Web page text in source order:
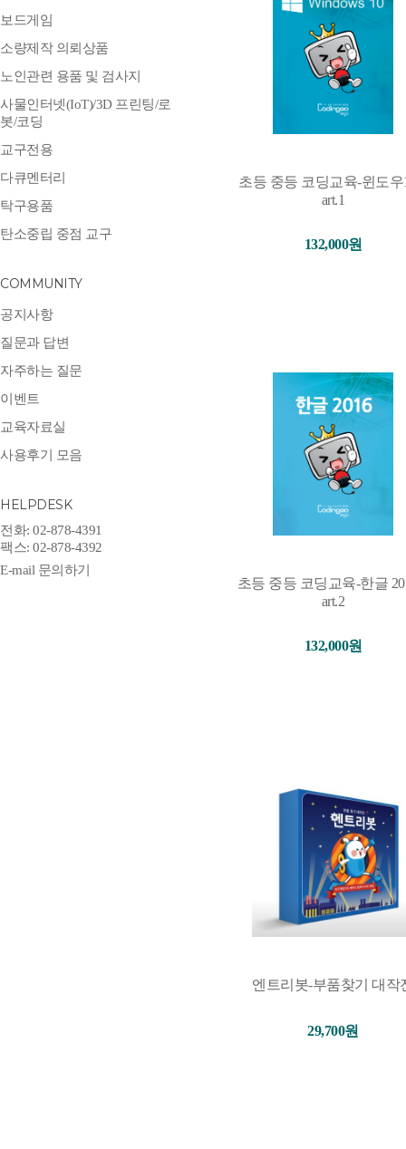
보드게임
소량제작 의뢰상품
노인관련 용품 및 검사지
사물인터넷(IoT)/3D 프린팅/로
봇/코딩
교구전용
다큐멘터리
탁구용품
탄소중립 중점 교구
COMMUNITY
공지사항
질문과 답변
자주하는 질문
이벤트
교육자료실
사용후기 모음
HELPDESK
전화: 02-878-4391
팩스: 02-878-4392
E-mail 문의하기
초등 중등 코딩교육-윈도우
art.1
132,000원
초등 중등 코딩교육-한글
art.2
132,000원
엔트리봇-부품찾기 대작
29,700원